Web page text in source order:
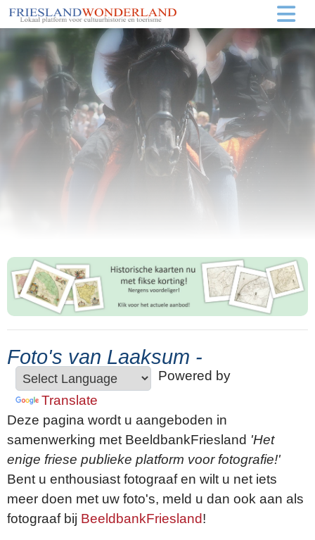
Foto's van Laaksum -
Powered by
Translate
Deze pagina wordt u aangeboden in
samenwerking met BeeldbankFriesland 'Het
enige friese publieke platform voor fotografie!'
Bent u enthousiast fotograaf en wilt u net iets
meer doen met uw foto's, meld u dan ook aan als
fotograaf bij BeeldbankFriesland!